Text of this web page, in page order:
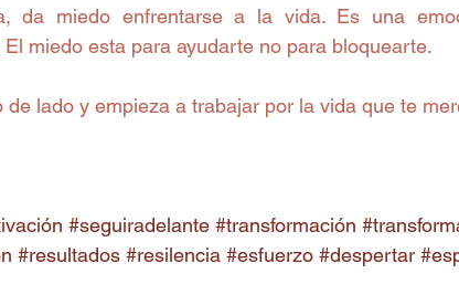
da miedo enfrentarse a la vida. Es una
miedo esta para ayudarte no para bloquearte.
de lado y empieza a trabajar por la vida que te
#seguiradelante #transformación
#resultados #resilencia #esfuerzo #despertar